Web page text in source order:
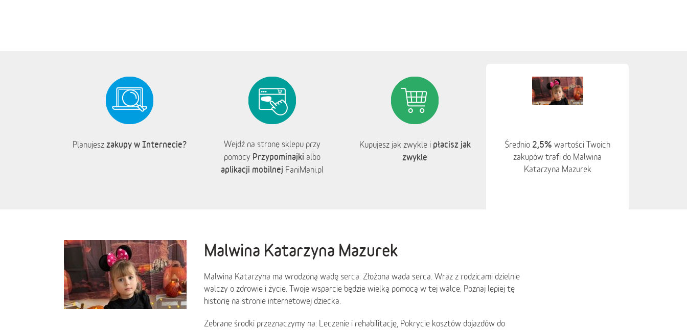
Planujesz zakupy w Internecie?
Wejdź na stronę sklepu przy
pomocy Przypominajki albo
aplikacji mobilnej FaniMani.pl
Kupujesz jak zwykle i płacisz jak
zwykle
Średnio 2,5% wartości Twoich
zakupów trafi do Malwina
Katarzyna Mazurek
Malwina Katarzyna Mazurek
Malwina Katarzyna ma wrodzoną wadę serca: Złożona wada serca. Wraz z rodzicami dzielnie
walczy o zdrowie i życie. Twoje wsparcie będzie wielką pomocą w tej walce. Poznaj lepiej tę
historię na stronie internetowej dziecka.
Zebrane środki przeznaczymy na: Leczenie i rehabilitację, Pokrycie kosztów dojazdów do